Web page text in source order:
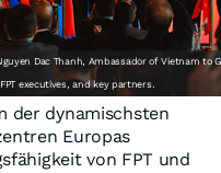
Dac Thanh, Ambassador of Vietnam to
executives, and key partners.
der dynamischsten
Europas
von FPT und